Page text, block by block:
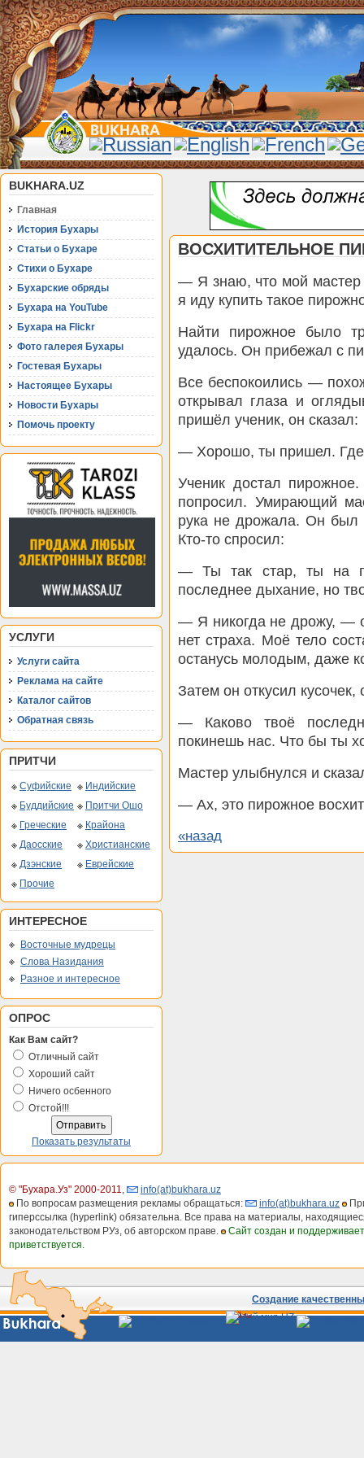
BUKHARA.UZ
Главная
История Бухары
Статьи о Бухаре
Стихи о Бухаре
Бухарские обряды
Бухара на YouTube
Бухара на Flickr
Фото галерея Бухары
Гостевая Бухары
Настоящее Бухары
Новости Бухары
Помочь проекту
УСЛУГИ
Услуги сайта
Реклама на сайте
Каталог сайтов
Обратная связь
ПРИТЧИ
Суфийские
Индийские
Буддийские
Притчи Ошо
Греческие
Крайона
Даосские
Христианские
Дзэнские
Еврейские
Прочие
ИНТЕРЕСНОЕ
Восточные мудрецы
Слова Назидания
Разное и интересное
ОПРОС
Как Вам сайт?
Отличный сайт
Хороший сайт
Ничего осбенного
Отстой!!!
Показать результаты
ВОСХИТИТЕЛЬНОЕ
— Я знаю, что мой
я иду купить такое
Найти пирожное было
удалось. Он прибежал с
Все беспокоились —
открывал глаза и
пришёл ученик, он сказал:
— Хорошо, ты пришел.
Ученик достал
попросил. Умирающий
рука не дрожала. Он был
Кто-то спросил:
— Ты так стар, ты на
последнее дыхание, но
— Я никогда не дрожу, —
нет страха. Моё тело
останусь молодым, даже
Затем он откусил
— Каково твоё
покинешь нас. Что бы ты
Мастер улыбнулся и
— Ах, это пирожное
«назад
© "Бухара.Уз" 2000-2011,
info(at)bukhara.uz
По вопросам размещения рекламы обращаться:
info(at)bukhara.uz
гиперссылка (hyperlink) обязательна. Все права на материалы,
законодательством РУз, об авторском праве.
Сайт создан и
приветствуется.
Создание
Сайты
Узбекистана